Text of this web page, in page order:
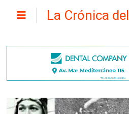
La Crónica del